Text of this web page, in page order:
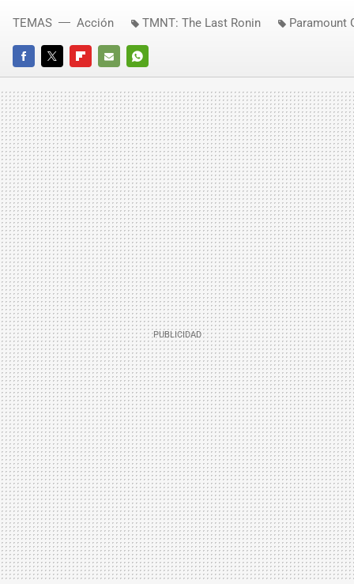
FACEBOOKTWITTERFLIPBOARD
E-
MAIL
WHATSAPP
TEMAS Acción TMNT: The Last Ronin Paramount